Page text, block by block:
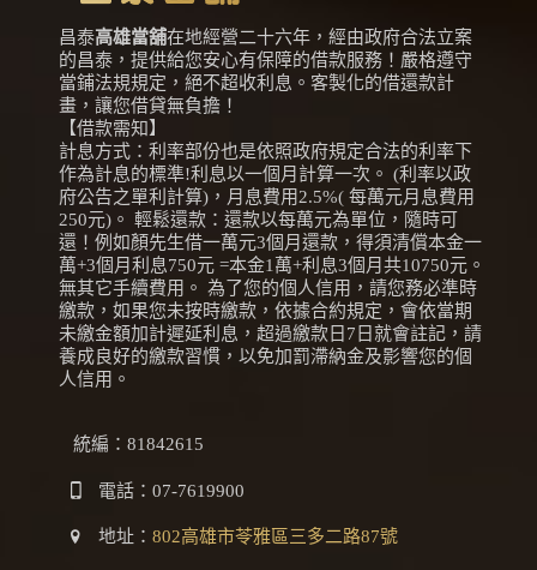
昌泰高雄當舖在地經營二十六年，經由政府合法立案
的昌泰，提供給您安心有保障的借款服務！嚴格遵守
當鋪法規規定，絕不超收利息。客製化的借還款計
畫，讓您借貸無負擔！
【借款需知】
計息方式：利率部份也是依照政府規定合法的利率下
作為計息的標準!利息以一個月計算一次。 (利率以政
府公告之單利計算)，月息費用2.5%( 每萬元月息費用
250元)。 輕鬆還款：還款以每萬元為單位，隨時可
還！例如顏先生借一萬元3個月還款，得須清償本金一
萬+3個月利息750元 =本金1萬+利息3個月共10750元。
無其它手續費用。 為了您的個人信用，請您務必準時
繳款，如果您未按時繳款，依據合約規定，會依當期
未繳金額加計遲延利息，超過繳款日7日就會註記，請
養成良好的繳款習慣，以免加罰滯納金及影響您的個
人信用。
統編：81842615
電話： 07-7619900
地址： 802高雄市苓雅區三多二路87號